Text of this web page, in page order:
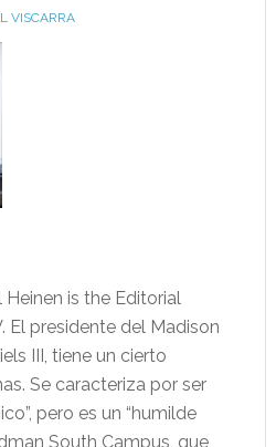
VISCARRA
Heinen is the Editorial
El presidente del Madison
III, tiene un cierto
Se caracteriza por ser
pero es un “humilde
South Campus, que